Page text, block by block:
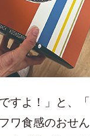
すよ！」と、
ワ食感のおせ